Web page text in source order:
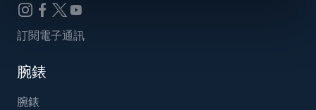
訂閱電子通訊
腕錶
腕錶